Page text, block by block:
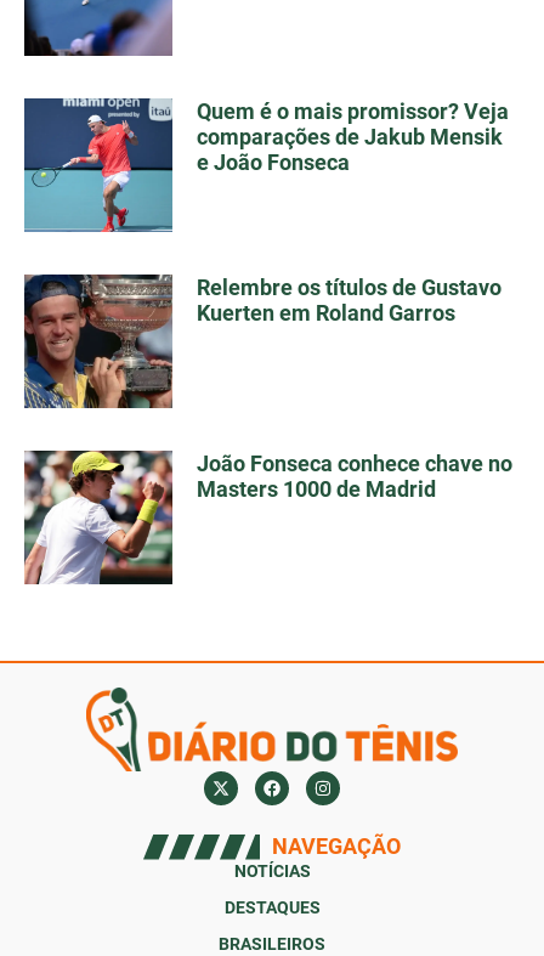
Quem é o mais promissor? Veja
comparações de Jakub Mensik
e João Fonseca
Relembre os títulos de Gustavo
Kuerten em Roland Garros
João Fonseca conhece chave no
Masters 1000 de Madrid
NAVEGAÇÃO
NOTÍCIAS
DESTAQUES
BRASILEIROS